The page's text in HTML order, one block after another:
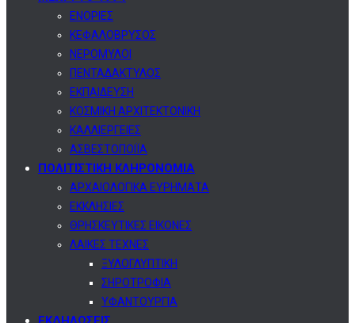
ΕΝΟΡΙΕΣ
ΚΕΦΑΛΟΒΡΥΣΟΣ
ΝΕΡΟΜΥΛΟΙ
ΠΕΝΤΑΔΑΚΤΥΛΟΣ
ΕΚΠΑΙΔΕΥΣΗ
ΚΟΣΜΙΚΗ ΑΡΧΙΤΕΚΤΟΝΙΚΗ
ΚΑΛΛΙΕΡΓΕΙΕΣ
ΑΣΒΕΣΤΟΠΟΙΪΑ
ΠΟΛΙΤΙΣΤΙΚΗ ΚΛΗΡΟΝΟΜΙΑ
ΑΡΧΑΙΟΛΟΓΙΚΑ ΕΥΡΗΜΑΤΑ
ΕΚΚΛΗΣΙΕΣ
ΘΡΗΣΚΕΥΤΙΚΕΣ ΕΙΚΟΝΕΣ
ΛΑΙΚΕΣ ΤΕΧΝΕΣ
ΞΥΛΟΓΛΥΠΤΙΚΗ
ΣΗΡΟΤΡΟΦΙΑ
ΥΦΑΝΤΟΥΡΓΙΑ